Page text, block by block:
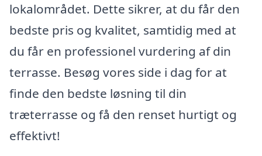
lokalområdet. Dette sikrer, at du får den
bedste pris og kvalitet, samtidig med at
du får en professionel vurdering af din
terrasse. Besøg vores side i dag for at
finde den bedste løsning til din
træterrasse og få den renset hurtigt og
effektivt!